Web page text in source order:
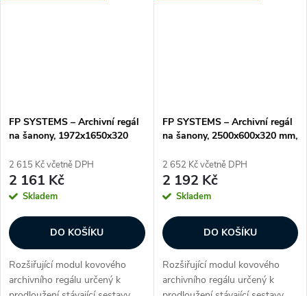
FP SYSTEMS – Archivní regál
na šanony, 1972x1650x320
2 615 Kč včetně DPH
2 161 Kč
Skladem
DO KOŠÍKU
Rozšiřující modul kovového
archivního regálu určený k
FP SYSTEMS – Archivní regál
na šanony, 2500x600x320 mm,
2 652 Kč včetně DPH
2 192 Kč
Skladem
DO KOŠÍKU
Rozšiřující modul kovového
archivního regálu určený k